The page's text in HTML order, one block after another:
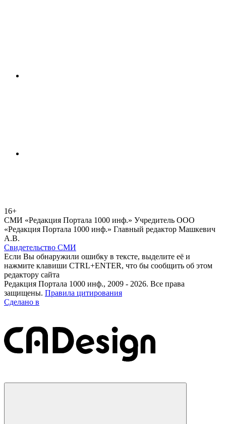
16+
СМИ «Редакция Портала 1000 инф.» Учредитель ООО
«Редакция Портала 1000 инф.» Главный редактор Машкевич
А.В.
Свидетельство СМИ
Если Вы обнаружили ошибку в тексте, выделите её и
нажмите клавиши CTRL+ENTER, что бы сообщить об этом
редактору сайта
Редакция Портала 1000 инф., 2009 - 2026. Все права
защищены. Правила цитирования
Сделано в